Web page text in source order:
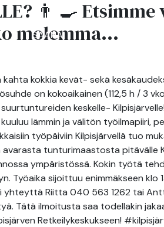
RESTAURANT
SAANA
ABOUT
👨 🍳
molemma...
kahta kokkia kevät- sekä
on kokoaikainen (112,5 h / 3
keskelle-
lämmin ja välitön
työpäiviin Kilpisjärvellä tuo
tunturimaastosta pitävälle
ympäristössä. Kokin työtä
sijoittuu enimmäkseen klo
Riitta 040 563 1262 tai
Tätä ilmoitusta saa todellakin
Retkeilykeskukseen!